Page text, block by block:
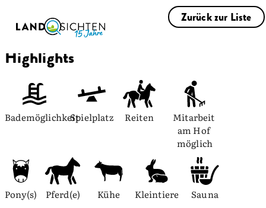
Zurück zur Liste
Highlights
BademöglichkeitSpielplatz Reiten
Mitarbeit
am Hof
möglich
Pony(s) Pferd(e) Kühe Kleintiere Sauna